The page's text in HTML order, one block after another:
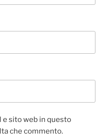
e sito web in questo
che commento.